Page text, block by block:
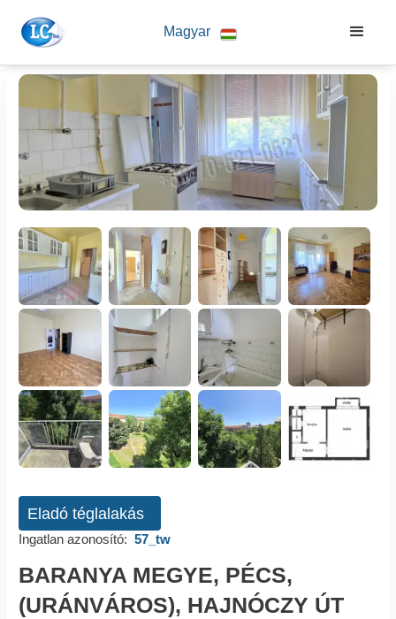
Magyar
Eladó téglalakás
Ingatlan azonosító: 57_tw
BARANYA MEGYE, PÉCS,
(URÁNVÁROS), HAJNÓCZY ÚT